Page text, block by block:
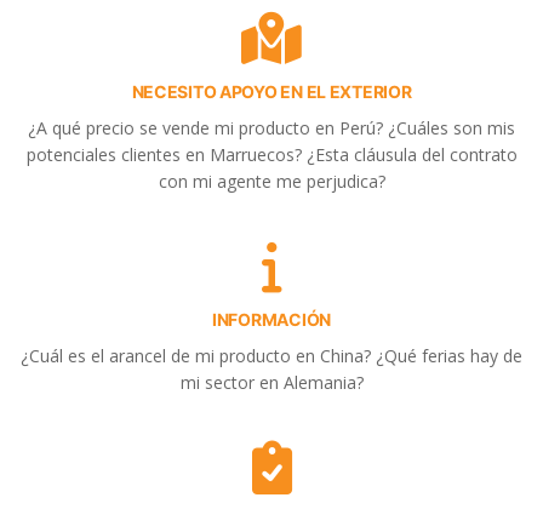
NECESITO APOYO EN EL EXTERIOR
¿A qué precio se vende mi producto en Perú? ¿Cuáles son mis
potenciales clientes en Marruecos? ¿Esta cláusula del contrato
con mi agente me perjudica?
INFORMACIÓN
¿Cuál es el arancel de mi producto en China? ¿Qué ferias hay de
mi sector en Alemania?